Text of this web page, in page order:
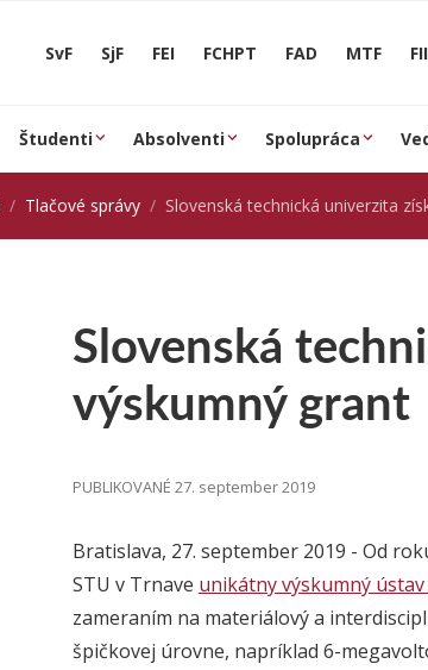
SvF SjF FEI FCHPT FAD MTF
Študenti Absolventi Spolupráca
Tlačové správy Slovenská technická univerzita získala 10 miliónový
Slovenská
výskumný grant
PUBLIKOVANÉ 27. september 2019
Bratislava, 27. september 2019 - Od
STU v Trnave unikátny výskumný ústav
zameraním na materiálový a
špičkovej úrovne, napríklad 6-